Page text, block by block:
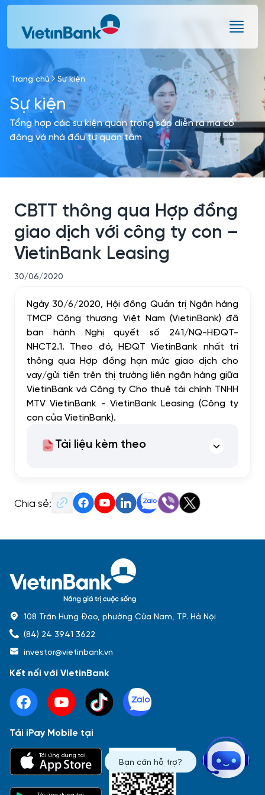
Skip to Main Content
Báo cáo tài chính Thông tin giao dịch
Sự kiện
Trang chủ Sự kiện
Sự kiện
Tổng hợp các sự kiện quan trọng sắp diễn ra mà cổ
đông và nhà đầu tư quan tâm
CBTT thông qua Hợp đồng
giao dịch với công ty con –
VietinBank Leasing
30/06/2020
Ngày 30/6/2020, Hội đồng Quản trị Ngân hàng
TMCP Công thương Việt Nam (VietinBank) đã
ban hành Nghị quyết số 241/NQ-HĐQT-
NHCT2.1. Theo đó, HĐQT VietinBank nhất trí
thông qua Hợp đồng hạn mức giao dịch cho
vay/gửi tiền trên thị trường liên ngân hàng giữa
VietinBank và Công ty Cho thuê tài chính TNHH
MTV VietinBank - VietinBank Leasing (Công ty
con của VietinBank).
Tài liệu kèm theo
Chia sẻ:
Bạn cần hỗ trợ?
108 Trần Hưng Đạo, phường Cửa Nam, TP. Hà Nội
(84) 24 3941 3622
investor@vietinbank.vn
Kết nối với VietinBank
Tải iPay Mobile tại
Tải ứng dụng tại